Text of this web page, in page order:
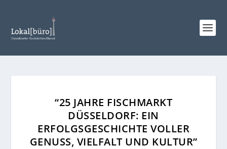
“25 JAHRE FISCHMARKT
DÜSSELDORF: EIN
ERFOLGSGESCHICHTE VOLLER
GENUSS, VIELFALT UND KULTUR”